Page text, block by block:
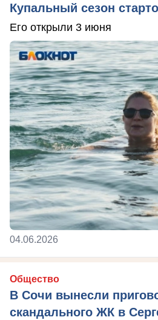
Купальный сезон
Его открыли 3 июня
04.06.2026
Общество
В Сочи вынесли
скандального ЖК в